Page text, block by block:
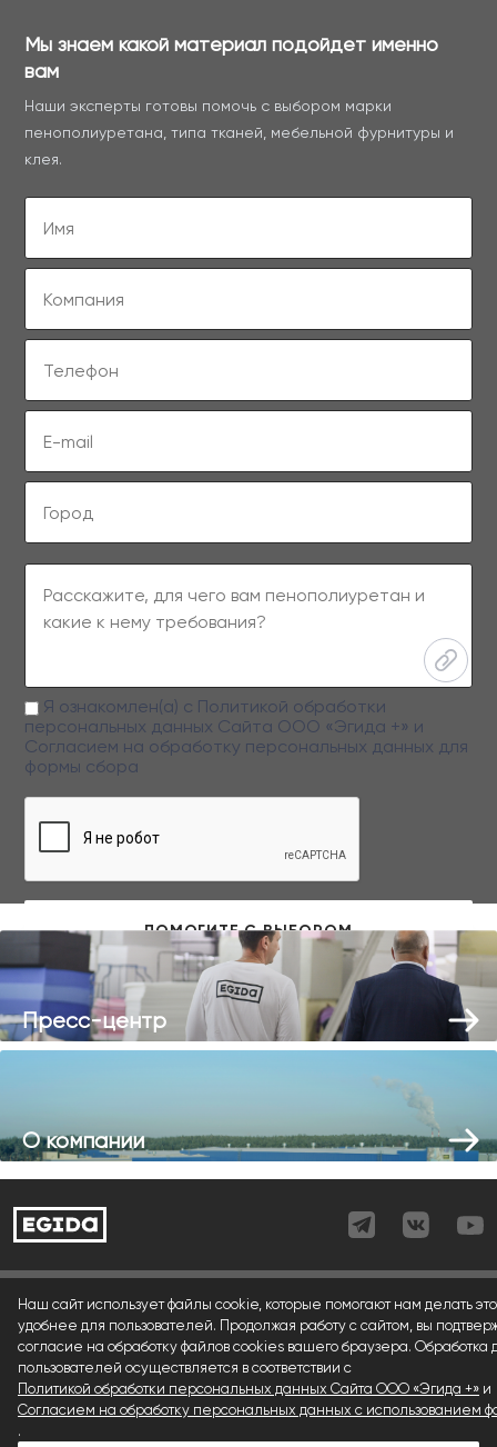
Мы знаем какой материал подойдет именно
вам
Наши эксперты готовы помочь с выбором марки
пенополиуретана, типа тканей, мебельной фурнитуры и
клея.
Заполняя данную форму вы даете свое согласие на обработку
персональных данных
Я ознакомлен(а) с Политикой обработки
персональных данных Сайта ООО «Эгида +» и
Согласием на обработку персональных данных для
формы сбора
Пресс-центр
О компании
Политика конфиденциальности
Согласие (cookies)
Согласие (форма)
Согласие (регистрация)
Наш сайт использует файлы cookie, которые помогают нам делать
удобнее для пользователей. Продолжая работу с сайтом, вы
согласие на обработку файлов cookies вашего браузера. Обработка
пользователей осуществляется в соответствии с
Политикой обработки персональных данных Сайта ООО «Эгида +» и
Согласием на обработку персональных данных с использованием
.